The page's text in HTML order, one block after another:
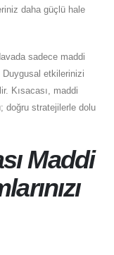
daha güçlü hale
sadece maddi
Duygusal etkilerinizi
Kısacası, maddi
doğru stratejilerle dolu
Maddi